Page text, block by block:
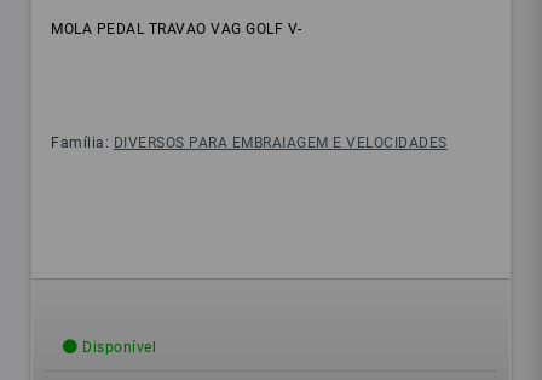
MOLA PEDAL TRAVAO VAG GOLF V-
Família: DIVERSOS PARA EMBRAIAGEM E VELOCIDADES
Disponível